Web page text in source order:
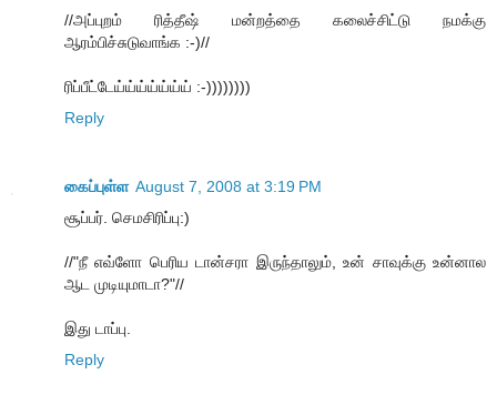
//அப்புறம் ரித்தீஷ் மன்றத்தை கலைச்சிட்டு நமக்கு
ஆரம்பிச்சுடுவாங்க :-)//
ரிப்பீட்டேய்ய்ய்ய்ய்ய்ய் :-))))))))
Reply
கைப்புள்ள August 7, 2008 at 3:19 PM
சூப்பர். செமசிரிப்பு:)
//"நீ எவ்ளோ பெரிய டான்சரா இருந்தாலும், உன் சாவுக்கு உன்னால
ஆட முடியுமாடா?"//
இது டாப்பு.
Reply